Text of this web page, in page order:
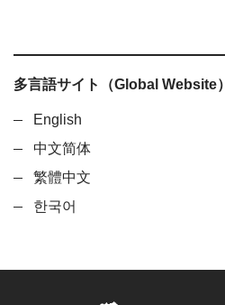
多言語サイト（Global Website）
English
中文简体
繁體中文
한국어